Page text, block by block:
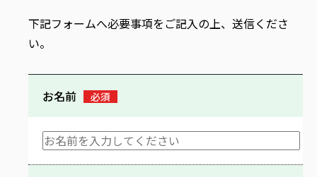
下記フォームへ必要事項をご記入の上、送信くださ
い。
お名前 必須